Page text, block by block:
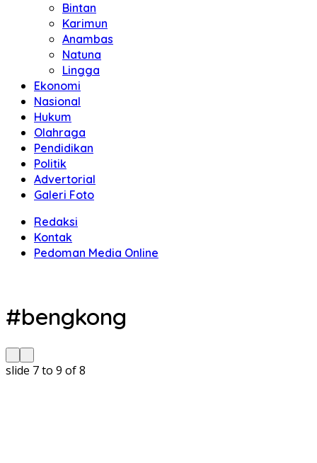
Bintan
Karimun
Anambas
Natuna
Lingga
Ekonomi
Nasional
Hukum
Olahraga
Pendidikan
Politik
Advertorial
Galeri Foto
Redaksi
Kontak
Pedoman Media Online
#bengkong
slide 7 to 9 of 8